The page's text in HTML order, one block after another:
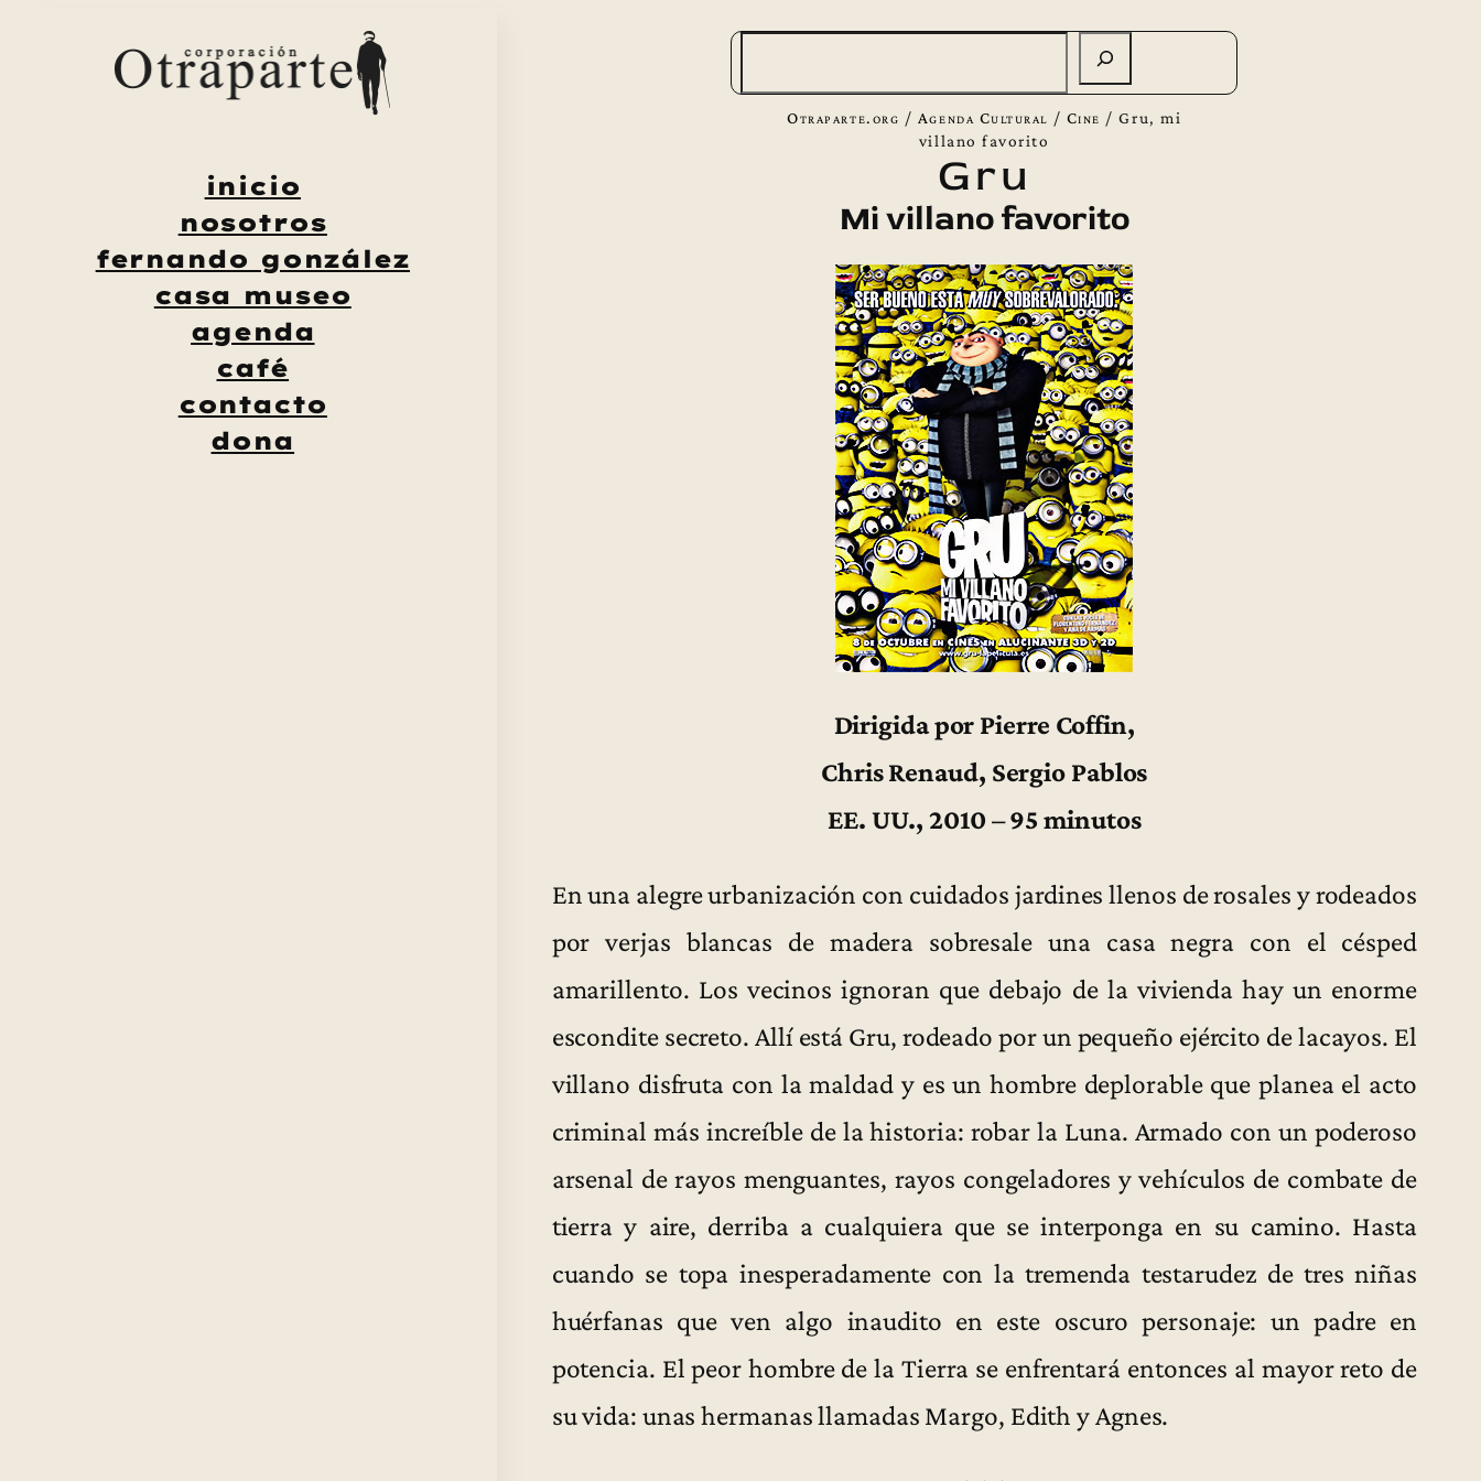
inicio
nosotros
fernando gonzález
casa museo
agenda
café
contacto
dona
Otraparte.org / Agenda Cultural / Cine /Gru, mi
villano favorito
Gru
Mi villano favorito
Dirigida por Pierre Coffin,
Chris Renaud, Sergio Pablos
EE. UU., 2010 – 95 minutos
En una alegre urbanización con cuidados jardines llenos de rosales y rodeados
por verjas blancas de madera sobresale una casa negra con el césped
amarillento. Los vecinos ignoran que debajo de la vivienda hay un enorme
escondite secreto. Allí está Gru, rodeado por un pequeño ejército de lacayos. El
villano disfruta con la maldad y es un hombre deplorable que planea el acto
criminal más increíble de la historia: robar la Luna. Armado con un poderoso
arsenal de rayos menguantes, rayos congeladores y vehículos de combate de
tierra y aire, derriba a cualquiera que se interponga en su camino. Hasta
cuando se topa inesperadamente con la tremenda testarudez de tres niñas
huérfanas que ven algo inaudito en este oscuro personaje: un padre en
potencia. El peor hombre de la Tierra se enfrentará entonces al mayor reto de
su vida: unas hermanas llamadas Margo, Edith y Agnes.